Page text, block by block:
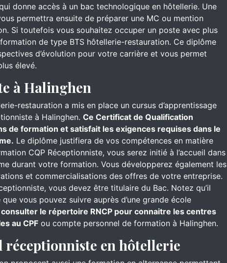
donne accès à un bac technologique en hôtellerie. Une
permettra ensuite de préparer une MC ou mention
Si toutefois vous souhaitez occuper un poste avec plus
de type BTS hôtellerie-restauration. Ce diplôme
d’évolution pour votre carrière et vous permet
élevé.
à Halinghen
restauration a mis en place un cursus d’apprentissage
à Halinghen. Ce Certificat de Qualification
de formation et satisfait les exigences requises dans le
Le diplôme justifiera de vos compétences en matière
CQP Réceptionniste, vous serez initié à l’accueil dans
durant votre formation. Vous développerez également les
et commercialisations des offres de votre entreprise.
vous devez être titulaire du Bac. Notez qu’il
que vous pouvez suivre auprès d’une grande école
consulter le répertoire RNCP pour connaitre les centres
au CPF ou compte personnel de formation à Halinghen.
réceptionniste en hôtellerie